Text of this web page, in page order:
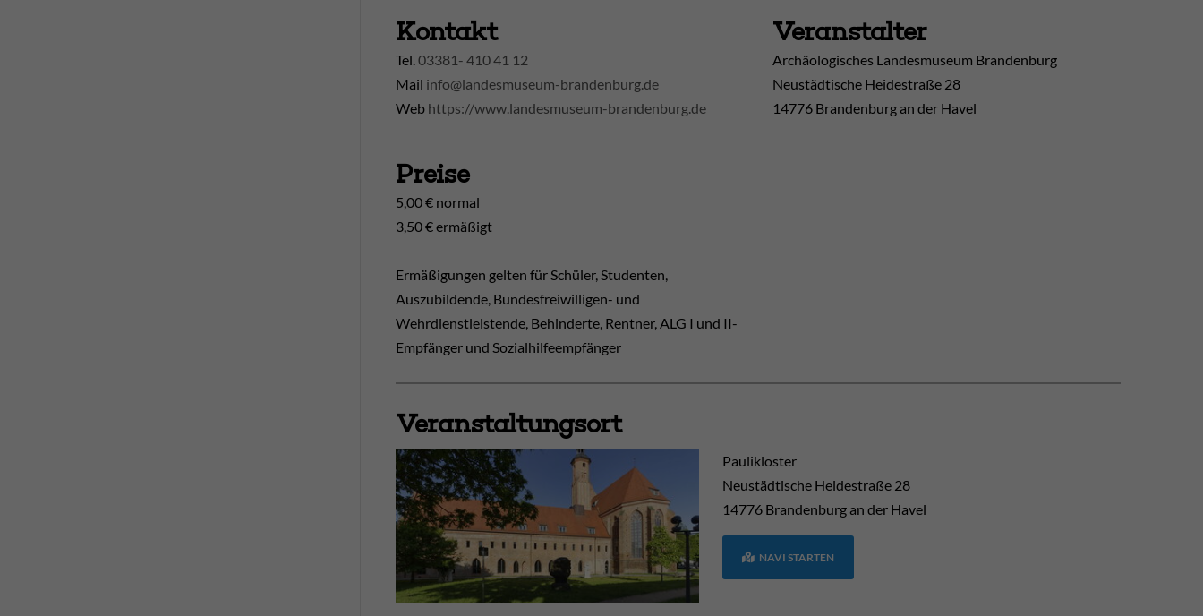
Kontakt
Tel.03381- 410 41 12
Mail info@landesmuseum-brandenburg.de
Web https://www.landesmuseum-brandenburg.de
Veranstalter
Archäologisches Landesmuseum Brandenburg
Neustädtische Heidestraße 28
14776 Brandenburg an der Havel
Preise
5,00 € normal
3,50 € ermäßigt
Ermäßigungen gelten für Schüler, Studenten,
Auszubildende, Bundesfreiwilligen- und
Wehrdienstleistende, Behinderte, Rentner, ALG I und II-
Empfänger und Sozialhilfeempfänger
Veranstaltungsort
Paulikloster
Neustädtische Heidestraße 28
14776 Brandenburg an der Havel
NAVI STARTEN